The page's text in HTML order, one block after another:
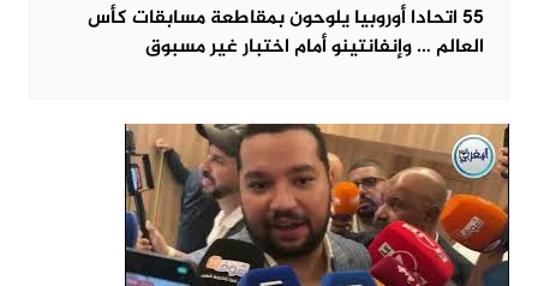
55 اتحادا أوروبيا يلوحون بمقاطعة مسابقات كأس
العالم … وإنفانتينو أمام اختبار غير مسبوق